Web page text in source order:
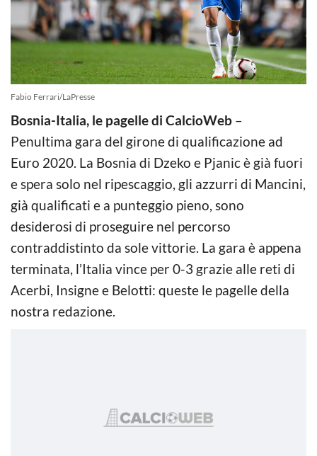
Fabio Ferrari/LaPresse
Bosnia-Italia, le pagelle di CalcioWeb –
Penultima gara del girone di qualificazione ad
Euro 2020. La Bosnia di Dzeko e Pjanic è già fuori
e spera solo nel ripescaggio, gli azzurri di Mancini,
già qualificati e a punteggio pieno, sono
desiderosi di proseguire nel percorso
contraddistinto da sole vittorie. La gara è appena
terminata, l’Italia vince per 0-3 grazie alle reti di
Acerbi, Insigne e Belotti: queste le pagelle della
nostra redazione.